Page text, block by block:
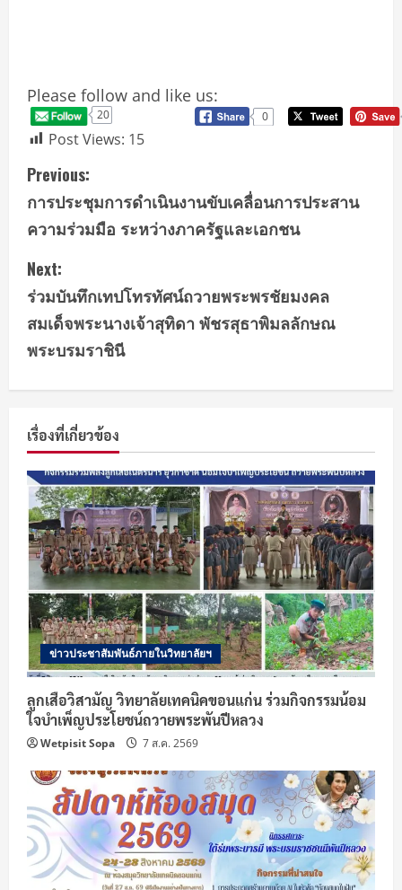
Please follow and like us:
20 0
Post Views: 15
Previous:
การประชุมการดำเนินงานขับเคลื่อนการประสาน
ความร่วมมือ ระหว่างภาครัฐและเอกชน
Next:
ร่วมบันทึกเทปโทรทัศน์ถวายพระพรชัยมงคล
สมเด็จพระนางเจ้าสุทิดา พัชรสุธาพิมลลักษณ
พระบรมราชินี
เรื่องที่เกี่ยวข้อง
ข่าวประชาสัมพันธ์ภายในวิทยาลัยฯ
ลูกเสือวิสามัญ วิทยาลัยเทคนิคขอนแก่น ร่วมกิจกรรมน้อม
ใจบำเพ็ญประโยชน์ถวายพระพันปีหลวง
Wetpisit Sopa 7 ส.ค. 2569